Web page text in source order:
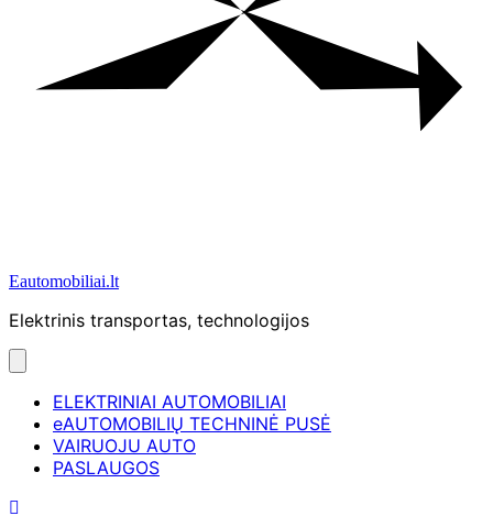
Eautomobiliai.lt
Elektrinis transportas, technologijos
ELEKTRINIAI AUTOMOBILIAI
eAUTOMOBILIŲ TECHNINĖ PUSĖ
VAIRUOJU AUTO
PASLAUGOS